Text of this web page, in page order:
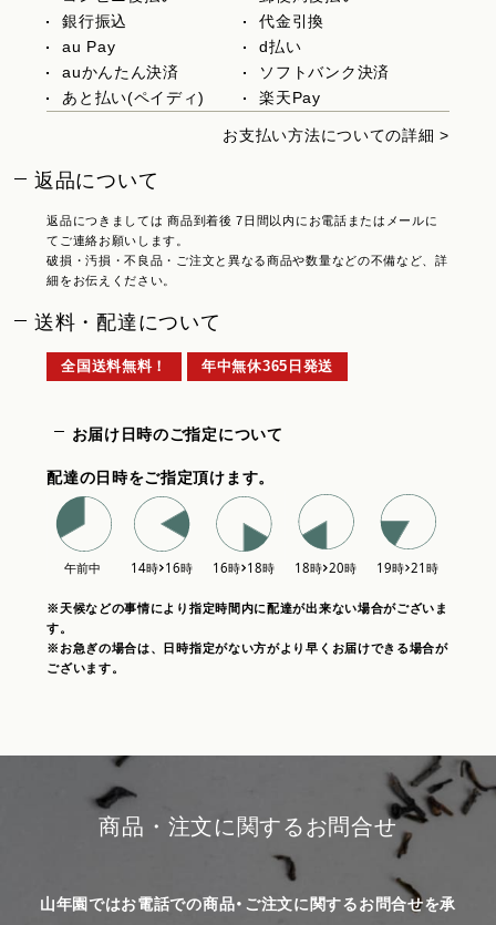
銀行振込
代金引換
au Pay
d払い
auかんたん決済
ソフトバンク決済
あと払い(ペイディ)
楽天Pay
お支払い方法についての詳細 >
返品について
返品につきましては 商品到着後 7日間以内にお電話またはメールに
てご連絡お願いします。
破損・汚損・不良品・ご注文と異なる商品や数量などの不備など、詳
細をお伝えください。
送料・配達について
全国送料無料！ 年中無休365日発送
お届け日時のご指定について
配達の日時をご指定頂けます。
※天候などの事情により指定時間内に配達が出来ない場合がございま
す。
※お急ぎの場合は、日時指定がない方がより早くお届けできる場合が
ございます。
商品・注文に関するお問合せ
山年園ではお電話での商品・ご注文に関するお問合せを承